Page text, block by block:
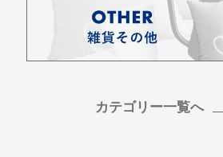
カテゴリー一覧へ